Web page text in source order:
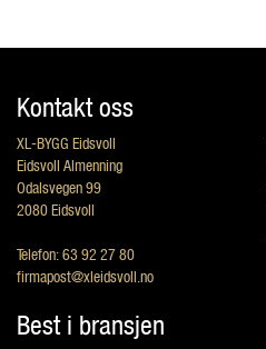
Kontakt oss
XL-BYGG Eidsvoll
Eidsvoll Almenning
Odalsvegen 99
2080 Eidsvoll
Telefon: 63 92 27 80
firmapost@xleidsvoll.no
Best i bransjen